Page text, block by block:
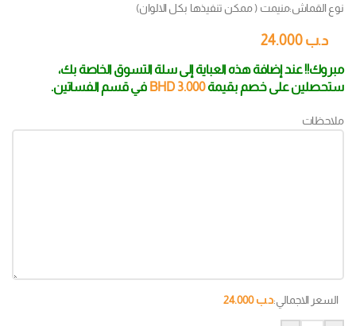
نوع القماش:منيمت ( ممكن تنفيذها بكل الالوان)
د.ب
مبروك!! عند إضافة هذه العباية إلى سلة التسوق الخاصة بك،
ستحصلين على خصم بقيمة
BHD 3.000 في قسم الفساتين.
ملاحظات
السعر الاجمالي:د.ب24.000